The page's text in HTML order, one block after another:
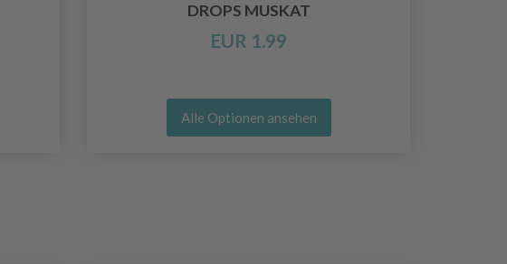
DROPS MUSKAT
EUR 1.99
Alle Optionen ansehen